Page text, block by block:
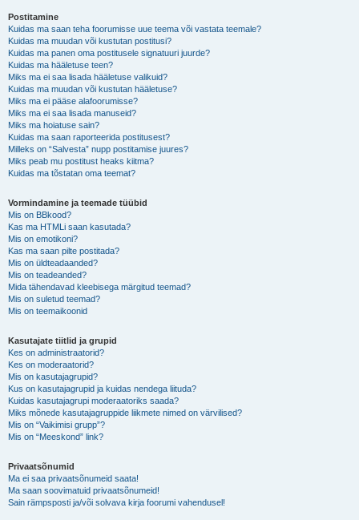
Postitamine
Kuidas ma saan teha foorumisse uue teema või vastata teemale?
Kuidas ma muudan või kustutan postitusi?
Kuidas ma panen oma postitusele signatuuri juurde?
Kuidas ma hääletuse teen?
Miks ma ei saa lisada hääletuse valikuid?
Kuidas ma muudan või kustutan hääletuse?
Miks ma ei pääse alafoorumisse?
Miks ma ei saa lisada manuseid?
Miks ma hoiatuse sain?
Kuidas ma saan raporteerida postitusest?
Milleks on “Salvesta” nupp postitamise juures?
Miks peab mu postitust heaks kiitma?
Kuidas ma tõstatan oma teemat?
Vormindamine ja teemade tüübid
Mis on BBkood?
Kas ma HTMLi saan kasutada?
Mis on emotikoni?
Kas ma saan pilte postitada?
Mis on üldteadaanded?
Mis on teadeanded?
Mida tähendavad kleebisega märgitud teemad?
Mis on suletud teemad?
Mis on teemaikoonid
Kasutajate tiitlid ja grupid
Kes on administraatorid?
Kes on moderaatorid?
Mis on kasutajagrupid?
Kus on kasutajagrupid ja kuidas nendega liituda?
Kuidas kasutajagrupi moderaatoriks saada?
Miks mõnede kasutajagruppide liikmete nimed on värvilised?
Mis on “Vaikimisi grupp”?
Mis on “Meeskond” link?
Privaatsõnumid
Ma ei saa privaatsõnumeid saata!
Ma saan soovimatuid privaatsõnumeid!
Sain rämpsposti ja/või solvava kirja foorumi vahendusel!